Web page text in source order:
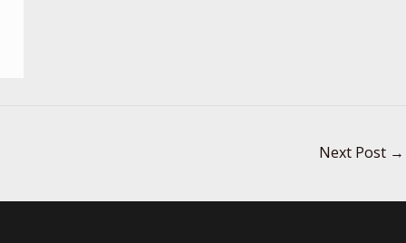
Next Post →